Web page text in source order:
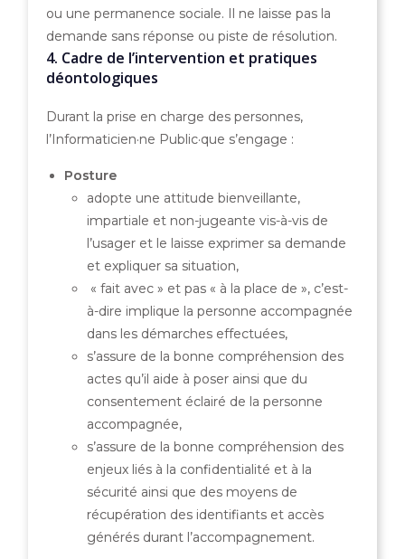
ou une permanence sociale. Il ne laisse pas la
demande sans réponse ou piste de résolution.
4. Cadre de l’intervention et pratiques
déontologiques
Durant la prise en charge des personnes,
l’Informaticien·ne Public·que s’engage :
Posture
adopte une attitude bienveillante,
impartiale et non-jugeante vis-à-vis de
l’usager et le laisse exprimer sa demande
et expliquer sa situation,
« fait avec » et pas « à la place de », c’est-
à-dire implique la personne accompagnée
dans les démarches effectuées,
s’assure de la bonne compréhension des
actes qu’il aide à poser ainsi que du
consentement éclairé de la personne
accompagnée,
s’assure de la bonne compréhension des
enjeux liés à la confidentialité et à la
sécurité ainsi que des moyens de
récupération des identifiants et accès
générés durant l’accompagnement.